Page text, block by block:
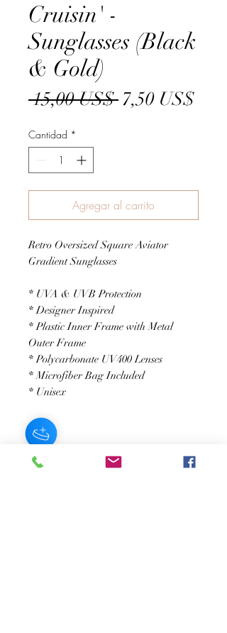
Cruisin' -
Sunglasses (Black
& Gold)
15,00 US$ Precio
7,50 US$
Cantidad *
Agregar al carrito
Retro Oversized Square Aviator
Gradient Sunglasses
* UVA & UVB Protection
* Designer Inspired
* Plastic Inner Frame with Metal
Outer Frame
* Polycarbonate UV400 Lenses
* Microfiber Bag Included
* Unisex